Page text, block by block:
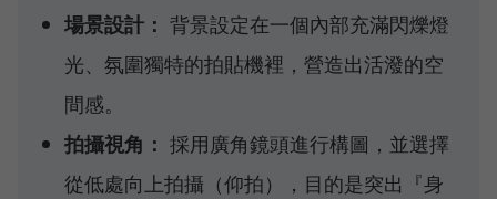
場景設計： 背景設定在一個內部充滿閃爍燈
光、氛圍獨特的拍貼機裡，營造出活潑的空
間感。
拍攝視角： 採用廣角鏡頭進行構圖，並選擇
從低處向上拍攝（仰拍），目的是突出『身